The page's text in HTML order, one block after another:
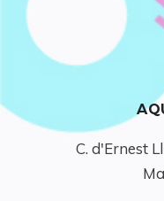
C. d'Ernest